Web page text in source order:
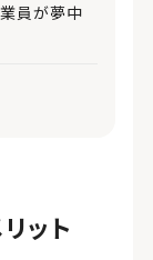
員が夢中
ット